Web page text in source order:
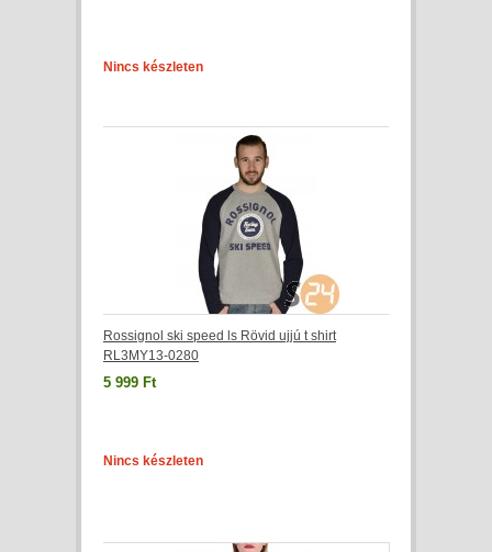
Nincs készleten
Rossignol ski speed ls Rövid ujjú t shirt
RL3MY13-0280
5 999 Ft
Nincs készleten